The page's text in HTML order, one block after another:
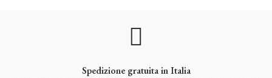
Spedizione gratuita in Italia